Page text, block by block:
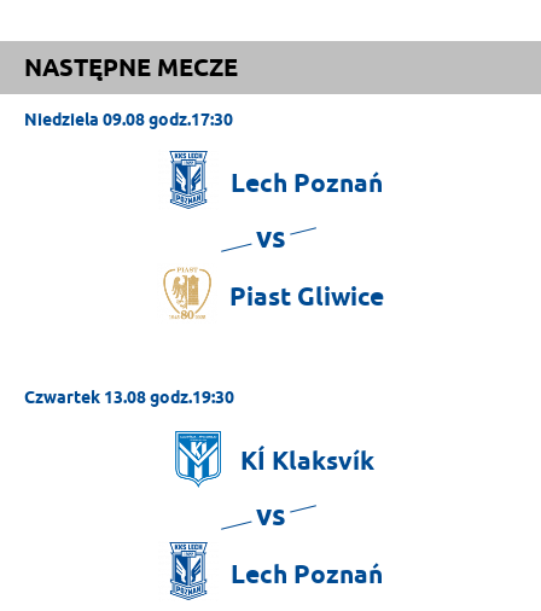
NASTĘPNE MECZE
Niedziela 09.08 godz.17:30
Lech Poznań
vs
Piast Gliwice
Czwartek 13.08 godz.19:30
KÍ Klaksvík
vs
Lech Poznań